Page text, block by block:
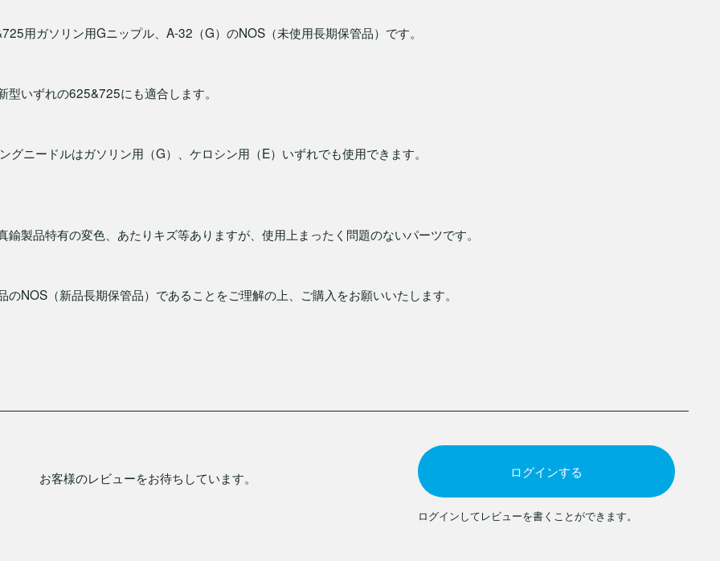
用ガソリン用Gニップル、A-32（G）のNOS（未使用長期保管品）です。
型いずれの625&725にも適合します。
グニードルはガソリン用（G）、ケロシン用（E）いずれでも使用できます。
鍮製品特有の変色、あたりキズ等ありますが、使用上まったく問題のないパーツです。
のNOS（新品長期保管品）であることをご理解の上、ご購入をお願いいたします。
お客様のレビューをお待ちしています。 ログインする
ログインしてレビューを書くことができます。